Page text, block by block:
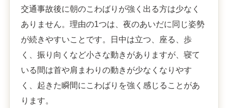
交通事故後に朝のこわばりが強く出る方は少なく
ありません。理由の1つは、夜のあいだに同じ姿勢
が続きやすいことです。日中は立つ、座る、歩
く、振り向くなど小さな動きがありますが、寝て
いる間は首や肩まわりの動きが少なくなりやす
く、起きた瞬間にこわばりを強く感じることがあ
ります。